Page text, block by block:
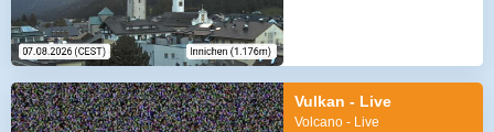
Vulkan - Live
Volcano - Live